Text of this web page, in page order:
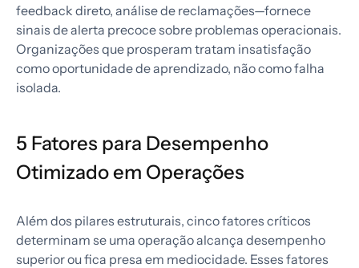
feedback direto, análise de reclamações—fornece
sinais de alerta precoce sobre problemas operacionais.
Organizações que prosperam tratam insatisfação
como oportunidade de aprendizado, não como falha
isolada.
5 Fatores para Desempenho
Otimizado em Operações
Além dos pilares estruturais, cinco fatores críticos
determinam se uma operação alcança desempenho
superior ou fica presa em mediocidade. Esses fatores